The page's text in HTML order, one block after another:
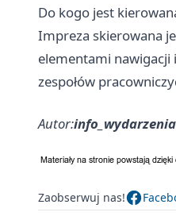
Do kogo jest
Impreza skierowana
elementami
zespołów
Autor:info_wydarzenia
Zaobserwuj nas!